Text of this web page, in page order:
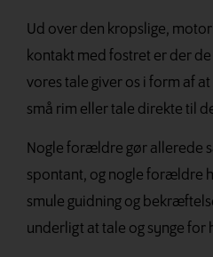
Ud over den kropslige,
kontakt med fostret er der
vores tale giver os i form af
små rim eller tale direkte til
Nogle forældre gør allerede
spontant, og nogle forældre
smule guidning og
underligt at tale og synge